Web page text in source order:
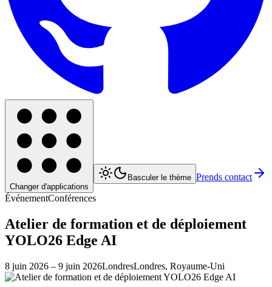
Changer d'applications
Basculer le thème Prends contact
ÉvénementConférences
Atelier de formation et de déploiement
YOLO26 Edge AI
8 juin 2026 – 9 juin 2026LondresLondres, Royaume-Uni